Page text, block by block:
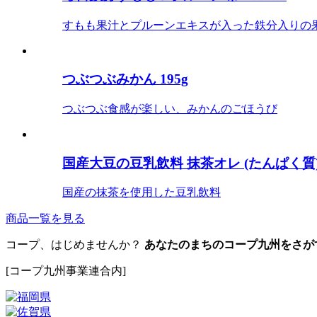
すもも果汁とプルーンエキスが入った鉄分入りの
つぶつぶみかん 195g
つぶつぶ食感が楽しい、みかんのごほうび
国産大豆の豆乳飲料 抹茶オレ (たんぱく
国産の抹茶を使用した豆乳飲料
商品一覧を見る
コープ、はじめませんか？ あなたのまちのコープ九州をさが
[コープ九州事業連合内]